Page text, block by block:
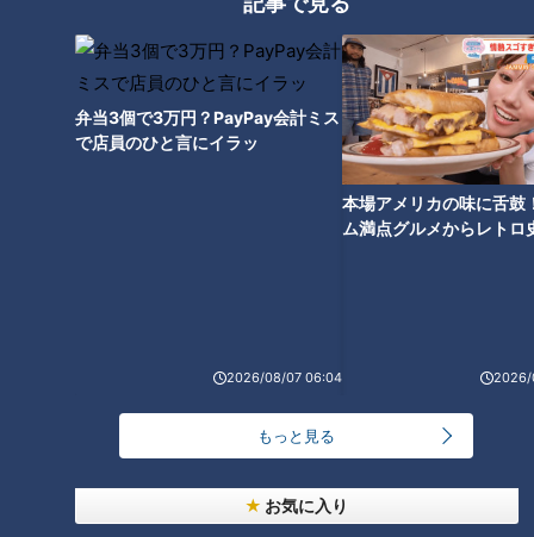
弁当3個で3万円？PayPay会計ミス
で店員のひと言にイラッ
2026/08/07 06:04
本場アメリカの味に舌鼓
ム満点グルメからレトロ
2026/
もっと見る
お気に入り
えて公約したのではないですか。物価高や消費税についてどう
お考えですか？」（Bさん）
小高「その前に、消費税と言われたときに一番イメージが濃い
のは何％ですか？」
本田「僕が消費税という言葉を覚えたときは5％でした。3％
つボイ「消費税、びっくりしました。なんで買うのにいちいち
税金がかかってくるの？そう言えば、外国に旅行するときはあ
消費税はジェネレーションギャップが露わになる話題です。